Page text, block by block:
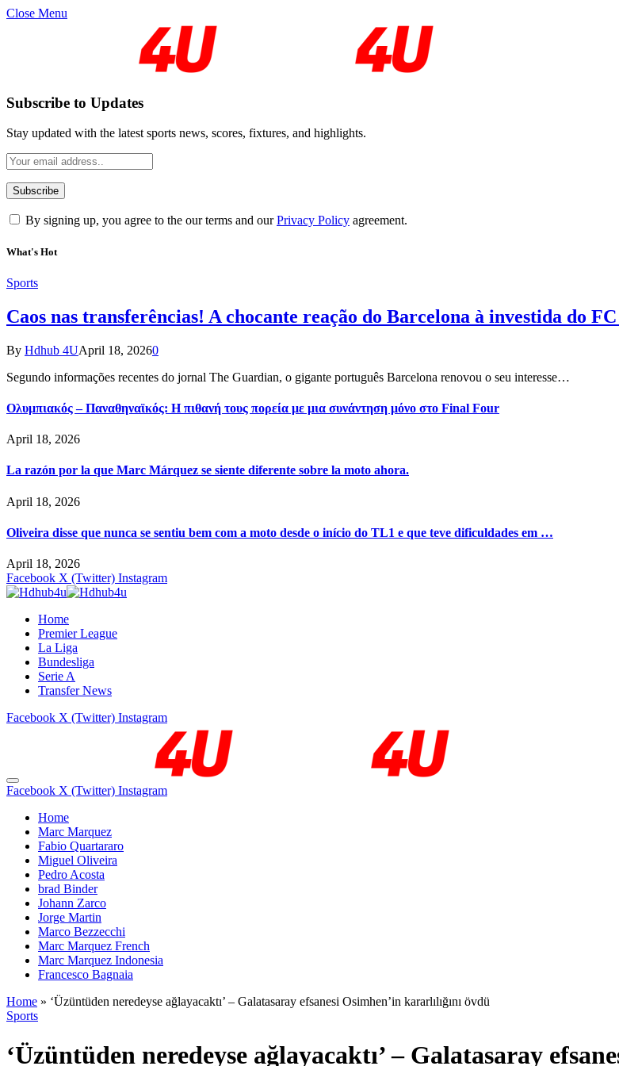
Close Menu
Subscribe to Updates
Stay updated with the latest sports news, scores, fixtures, and highlights.
By signing up, you agree to the our terms and ourPrivacy Policy agreement.
What's Hot
Sports
Caos nas transferências! A chocante reação do Barcelona à investida do
By Hdhub 4UApril 18, 20260
Segundo informações recentes do jornal The Guardian, o gigante português Barcelona renovou o seu interesse…
Ολυμπιακός – Παναθηναϊκός: Η πιθανή τους πορεία με μια συνάντηση μόνο στο Final Four
April 18, 2026
La razón por la que Marc Márquez se siente diferente sobre la moto ahora.
April 18, 2026
Oliveira disse que nunca se sentiu bem com a moto desde o início do TL1 e que teve dificuldades em …
April 18, 2026
Facebook X (Twitter) Instagram
Home
Premier League
La Liga
Bundesliga
Serie A
Transfer News
Facebook X (Twitter) Instagram
Facebook X (Twitter) Instagram
Home
Marc Marquez
Fabio Quartararo
Miguel Oliveira
Pedro Acosta
brad Binder
Johann Zarco
Jorge Martin
Marco Bezzecchi
Marc Marquez French
Marc Marquez Indonesia
Francesco Bagnaia
Home » ‘Üzüntüden neredeyse ağlayacaktı’ – Galatasaray efsanesi Osimhen’in kararlılığını övdü
Sports
‘Üzüntüden neredeyse ağlayacaktı’ – Galatasaray